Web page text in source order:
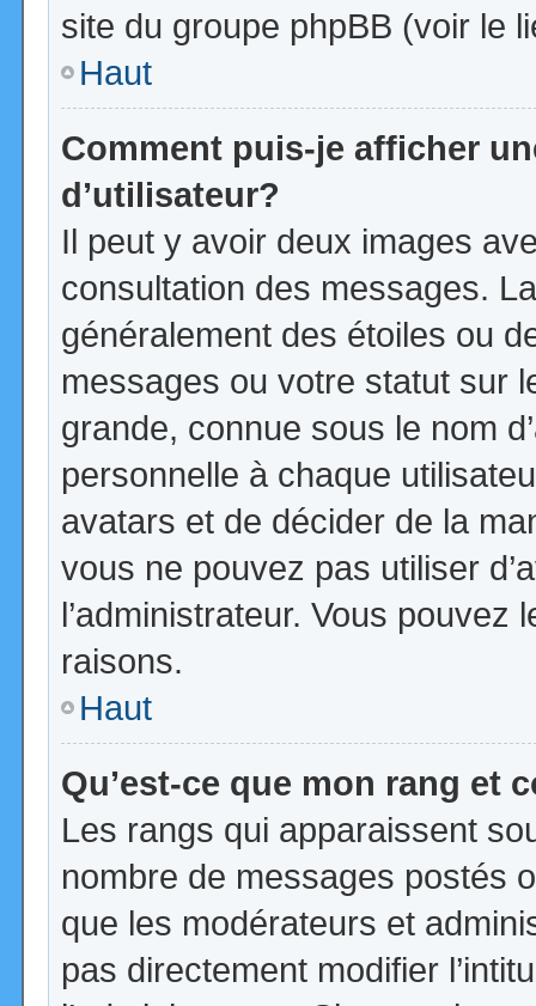
site du groupe phpBB (voir le
Haut
Comment puis-je afficher
d’utilisateur?
Il peut y avoir deux images
consultation des messages.
généralement des étoiles ou
messages ou votre statut sur
grande, connue sous le nom
personnelle à chaque
avatars et de décider de la
vous ne pouvez pas utiliser
l’administrateur. Vous
raisons.
Haut
Qu’est-ce que mon rang et
Les rangs qui apparaissent
nombre de messages postés
que les modérateurs et
pas directement modifier